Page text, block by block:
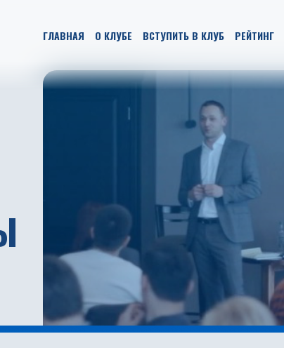
ГЛАВНАЯ О КЛУБЕ ВСТУПИТЬ В КЛУБ РЕЙТИНГ